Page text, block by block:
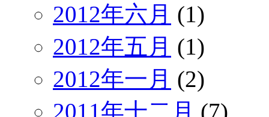
2012年六月 (1)
2012年五月 (1)
2012年一月 (2)
2011年十二月 (7)